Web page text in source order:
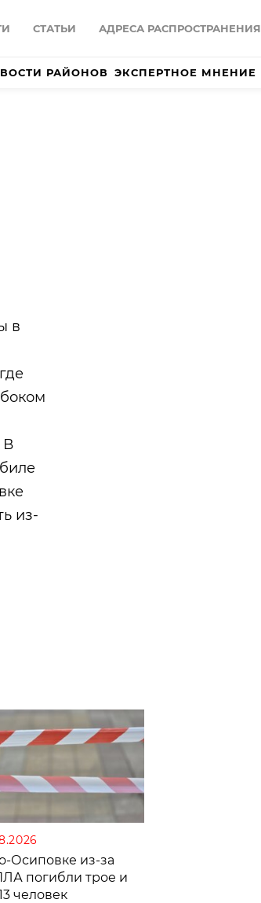
СТАТЬИ АДРЕСА РАСПРОСТРАНЕНИЯ
РАЙОНОВ ЭКСПЕРТНОЕ МНЕНИЕ
в
В
из-
Осиповке из-за
погибли трое и
человек